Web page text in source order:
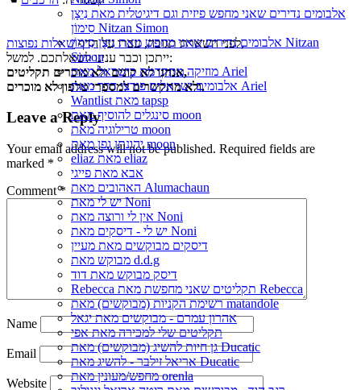
אלבומים נדירים שאני מחפש פיזית וגם דיגיטלית מאת נִיצָן
סִימוֹן Nitzan Simon
אלבומים נדירים שאני מחפש מאת נִיצָן סִימוֹן Nitzan
Simon
מוזיקה מתקדמת בישראל מאת Ariel
אלבומים ישראלים פורצי דרך מאת Ariel
Wantlist מאת tapsp
סינגלים להוסיף מאת moon
טרילוגיה מאת moon
יהונתן גפן מאת moon
eliaz מאת eliaz
אבא מאת פייגי
האהובים מאת Alumachaun
יש לי מאת Noni
אין לי ורוצה מאת Noni
יש לי - דיסקים מאת Noni
דיסקים מבוקשים מאת מעיין
מבוקש מאת d.d.g
דיסק מבוקש מאת דוד
Rebecca תקליטים שאני מחפשת מאת Rebecca
רשימת הקניות (מבוקשים) מאת matandole
אהרון עמרם - מבוקשים מאת יגאל
תקליטים שלי למכירה מאת אפי
גן חיות להשיג (מבוקשים) מאת Ducatic
אריאל זילבר - להשיג מאת Ducatic
מחפש/מעונין מאת orenla
לפני השארת תגובה, עברו על הדףשאלות נפוצות
,
ייתכן וכבר ענינו לשאלתכם. למשל:
אנחנו לא קונים ולא מוכרים תקליטים,
ולא מתקשרים למספרי טלפון לא מוכרים.
Leave a Reply
Your email address will not be published. Required fields are
marked *
Comment*
Name
Email
Website